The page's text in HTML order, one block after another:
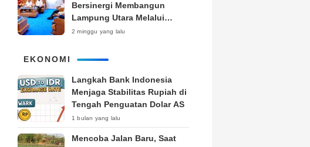
Bersinergi Membangun
Lampung Utara Melalui
Pemberitaan
2 minggu yang lalu
EKONOMI
Langkah Bank Indonesia
Menjaga Stabilitas Rupiah di
Tengah Penguatan Dolar AS
1 bulan yang lalu
Mencoba Jalan Baru, Saat